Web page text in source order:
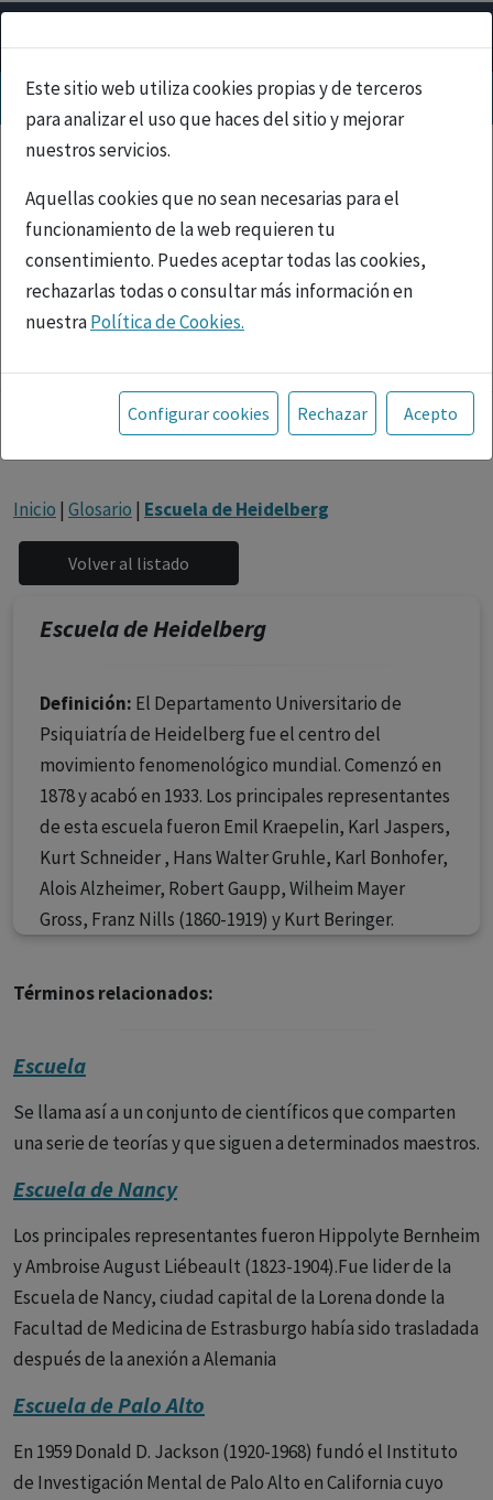
Este sitio web utiliza cookies propias y de terceros
para analizar el uso que haces del sitio y mejorar
nuestros servicios.
Aquellas cookies que no sean necesarias para el
funcionamiento de la web requieren tu
consentimiento. Puedes aceptar todas las cookies,
rechazarlas todas o consultar más información en
nuestraPolítica de Cookies.
Toda la información incluida en la Página Web está
referida a productos del mercado español y, por
tanto, dirigida a profesionales sanitarios legalmente
facultados para prescribir o dispensar medicamentos
fármacos se facilita a título meramente informativo,
siendo responsabilidad de los profesionales
facultados prescribir medicamentos y decidir, en cada
caso concreto, el tratamiento más adecuado a las
Configurar cookies Rechazar Acepto
Inicio | Glosario | Escuela de Heidelberg
Escuela de Heidelberg
Definición: El Departamento Universitario de
Psiquiatría de Heidelberg fue el centro del
movimiento fenomenológico mundial. Comenzó en
1878 y acabó en 1933. Los principales representantes
de esta escuela fueron Emil Kraepelin, Karl Jaspers,
Kurt Schneider , Hans Walter Gruhle, Karl Bonhofer,
Alois Alzheimer, Robert Gaupp, Wilheim Mayer
Gross, Franz Nills (1860-1919) y Kurt Beringer.
Términos relacionados:
Escuela
Se llama así a un conjunto de científicos que comparten
una serie de teorías y que siguen a determinados maestros.
Escuela de Nancy
Los principales representantes fueron Hippolyte Bernheim
y Ambroise August Liébeault (1823-1904).Fue lider de la
Escuela de Nancy, ciudad capital de la Lorena donde la
Facultad de Medicina de Estrasburgo había sido trasladada
después de la anexión a Alemania
Escuela de Palo Alto
En 1959 Donald D. Jackson (1920-1968) fundó el Instituto
de Investigación Mental de Palo Alto en California cuyo